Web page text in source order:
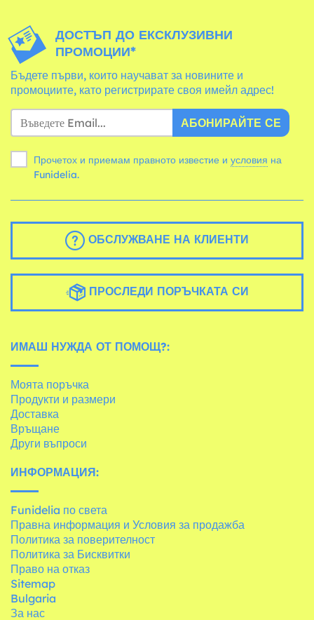
ДОСТЪП ДО ЕКСКЛУЗИВНИ
ПРОМОЦИИ*
Бъдете първи, които научават за новините и
промоциите, като регистрирате своя имейл адрес!
АБОНИРАЙТЕ СЕ
Прочетох и приемам правното известие и условия
Funidelia.
ОБСЛУЖВАНЕ НА КЛИЕНТИ
ПРОСЛЕДИ ПОРЪЧКАТА СИ
ИМАШ НУЖДА ОТ ПОМОЩ?:
Моята поръчка
Продукти и размери
Доставка
Връщане
Други въпроси
ИНФОРМАЦИЯ:
Funidelia по света
Правна информация и Условия за продажба
Политика за поверителност
Политика за Бисквитки
Право на отказ
Sitemap
Bulgaria
За нас